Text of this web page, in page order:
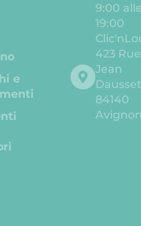
e
9:00
19:00
423 Rue
Jean
84140